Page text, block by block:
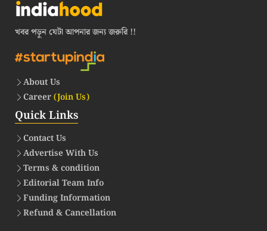
খবর পড়ুন যেটা আপনার জন্য জরুরি !!
About Us
Career(Join Us)
Quick Links
Contact Us
Advertise With Us
Terms & condition
Editorial Team Info
Funding Information
Refund & Cancellation